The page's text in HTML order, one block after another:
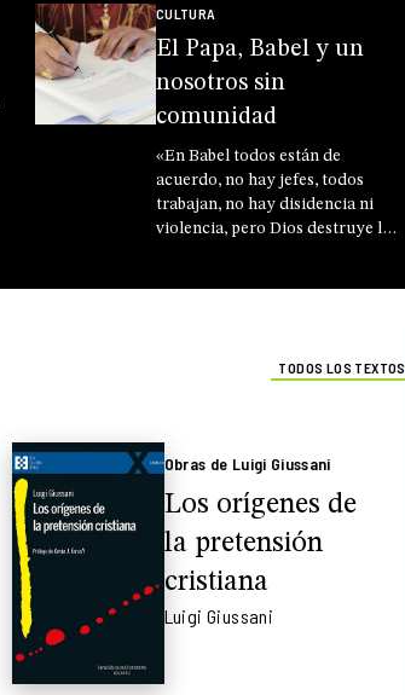
prisioneros del tiempo que pasa
pues «¡somos libres en Cristo!»
CULTURA
El Papa, Babel y un
nosotros sin
comunidad
«En Babel todos están de
acuerdo, no hay jefes, todos
trabajan, no hay disidencia ni
violencia, pero Dios destruye la
TODOS LOS TEXTOS
Obras de Luigi Giussani
Los orígenes de
la pretensión
cristiana
Luigi Giussani